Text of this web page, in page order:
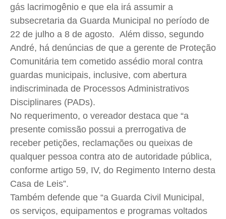
gás lacrimogênio e que ela irá assumir a
subsecretaria da Guarda Municipal no período de
22 de julho a 8 de agosto. Além disso, segundo
André, há denúncias de que a gerente de Proteção
Comunitária tem cometido assédio moral contra
guardas municipais, inclusive, com abertura
indiscriminada de Processos Administrativos
Disciplinares (PADs).
No requerimento, o vereador destaca que “a
presente comissão possui a prerrogativa de
receber petições, reclamações ou queixas de
qualquer pessoa contra ato de autoridade pública,
conforme artigo 59, IV, do Regimento Interno desta
Casa de Leis”.
Também defende que “a Guarda Civil Municipal,
os serviços, equipamentos e programas voltados